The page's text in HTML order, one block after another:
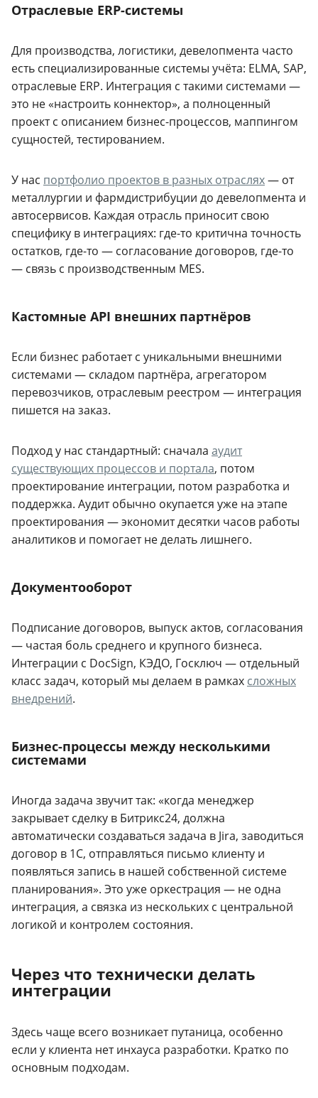
Отраслевые ERP-системы
Для производства, логистики, девелопмента часто
есть специализированные системы учёта: ELMA, SAP,
отраслевые ERP. Интеграция с такими системами —
это не «настроить коннектор», а полноценный
проект с описанием бизнес-процессов, маппингом
сущностей, тестированием.
У нас портфолио проектов в разных отраслях— от
металлургии и фармдистрибуции до девелопмента и
автосервисов. Каждая отрасль приносит свою
специфику в интеграциях: где-то критична точность
остатков, где-то — согласование договоров, где-то
— связь с производственным MES.
Кастомные API внешних партнёров
Если бизнес работает с уникальными внешними
системами — складом партнёра, агрегатором
перевозчиков, отраслевым реестром — интеграция
пишется на заказ.
Подход у нас стандартный: сначала аудит
существующих процессов и портала, потом
проектирование интеграции, потом разработка и
поддержка. Аудит обычно окупается уже на этапе
проектирования — экономит десятки часов работы
аналитиков и помогает не делать лишнего.
Документооборот
Подписание договоров, выпуск актов, согласования
— частая боль среднего и крупного бизнеса.
Интеграции с DocSign, КЭДО, Госключ — отдельный
класс задач, который мы делаем в рамках сложных
внедрений.
Бизнес-процессы между несколькими
системами
Иногда задача звучит так: «когда менеджер
закрывает сделку в Битрикс24, должна
автоматически создаваться задача в Jira, заводиться
договор в 1С, отправляться письмо клиенту и
появляться запись в нашей собственной системе
планирования». Это уже оркестрация — не одна
интеграция, а связка из нескольких с центральной
логикой и контролем состояния.
Через что технически делать
интеграции
Здесь чаще всего возникает путаница, особенно
если у клиента нет инхауса разработки. Кратко по
основным подходам.